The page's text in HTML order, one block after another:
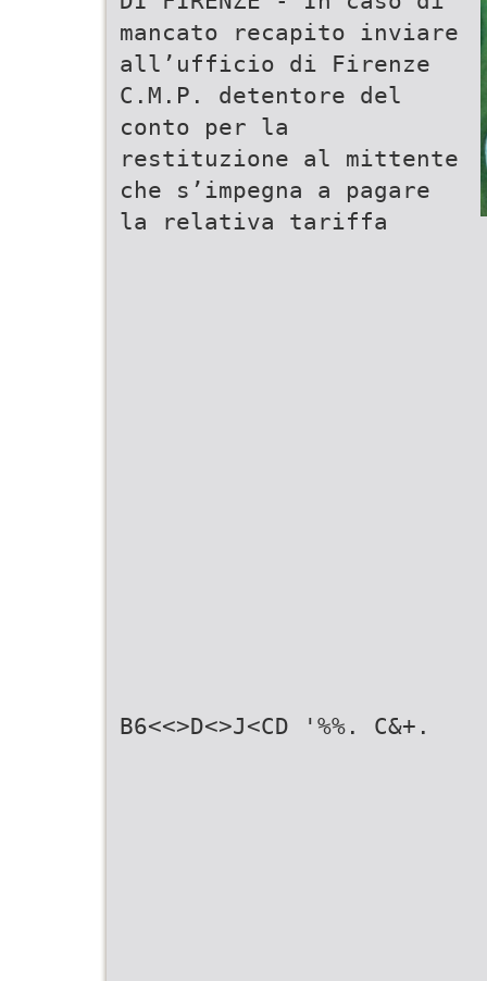
mancato recapito inviare
all’ufficio di Firenze
C.M.P. detentore del
conto per la
restituzione al mittente
che s’impegna a pagare
la relativa tariffa
B6<<>D<>J<CD '%%. C&+.